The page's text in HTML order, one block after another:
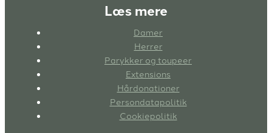
Læs mere
Damer
Herrer
Parykker og toupeer
Extensions
Hårdonationer
Persondatapolitik
Cookiepolitik